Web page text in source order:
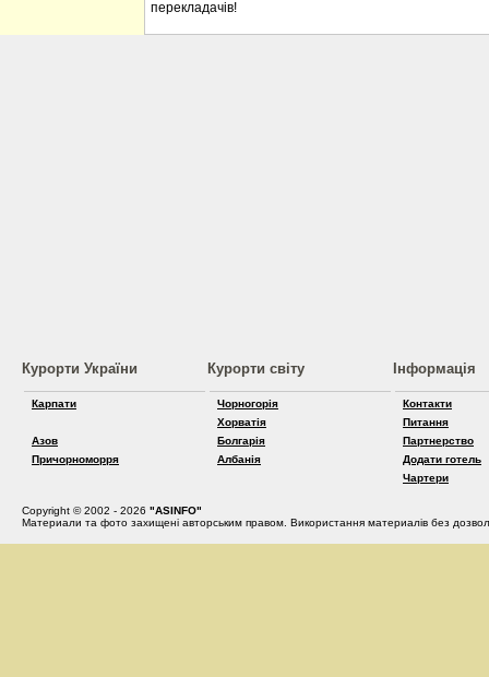
перекладачів!
Курорти України
Карпати
Азов
Причорноморря
Курорти світу
Чорногорія
Хорватія
Болгарія
Албанія
Інформація
Контакти
Питання
Партнерство
Додати готель
Чартери
Copyright © 2002 - 2026 "ASINFO"
Материали та фото захищені авторським правом. Використання материалів без